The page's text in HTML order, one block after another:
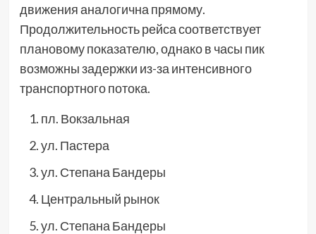
движения аналогична прямому.
Продолжительность рейса соответствует
плановому показателю, однако в часы пик
возможны задержки из-за интенсивного
транспортного потока.
пл. Вокзальная
ул. Пастера
ул. Степана Бандеры
Центральный рынок
ул. Степана Бандеры